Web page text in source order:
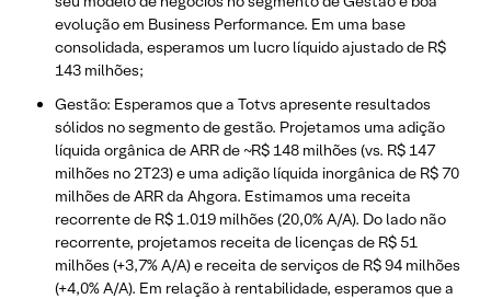
evolução em Business Performance. Em uma base
consolidada, esperamos um lucro líquido ajustado de R$
143 milhões;
Gestão: Esperamos que a Totvs apresente resultados
sólidos no segmento de gestão. Projetamos uma adição
líquida orgânica de ARR de ~R$ 148 milhões (vs. R$ 147
milhões no 2T23) e uma adição líquida inorgânica de R$ 70
milhões de ARR da Ahgora. Estimamos uma receita
recorrente de R$ 1.019 milhões (20,0% A/A). Do lado não
recorrente, projetamos receita de licenças de R$ 51
milhões (+3,7% A/A) e receita de serviços de R$ 94 milhões
(+4,0% A/A). Em relação à rentabilidade, esperamos que a